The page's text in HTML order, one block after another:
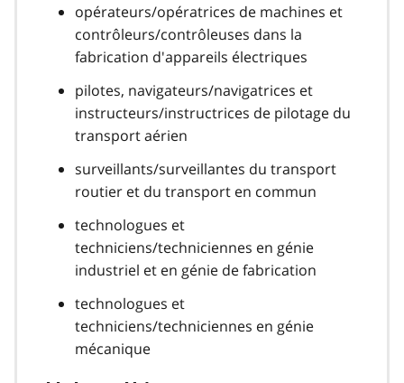
opérateurs/opératrices de machines et
contrôleurs/contrôleuses dans la
fabrication d'appareils électriques
pilotes, navigateurs/navigatrices et
instructeurs/instructrices de pilotage du
transport aérien
surveillants/surveillantes du transport
routier et du transport en commun
technologues et
techniciens/techniciennes en génie
industriel et en génie de fabrication
technologues et
techniciens/techniciennes en génie
mécanique